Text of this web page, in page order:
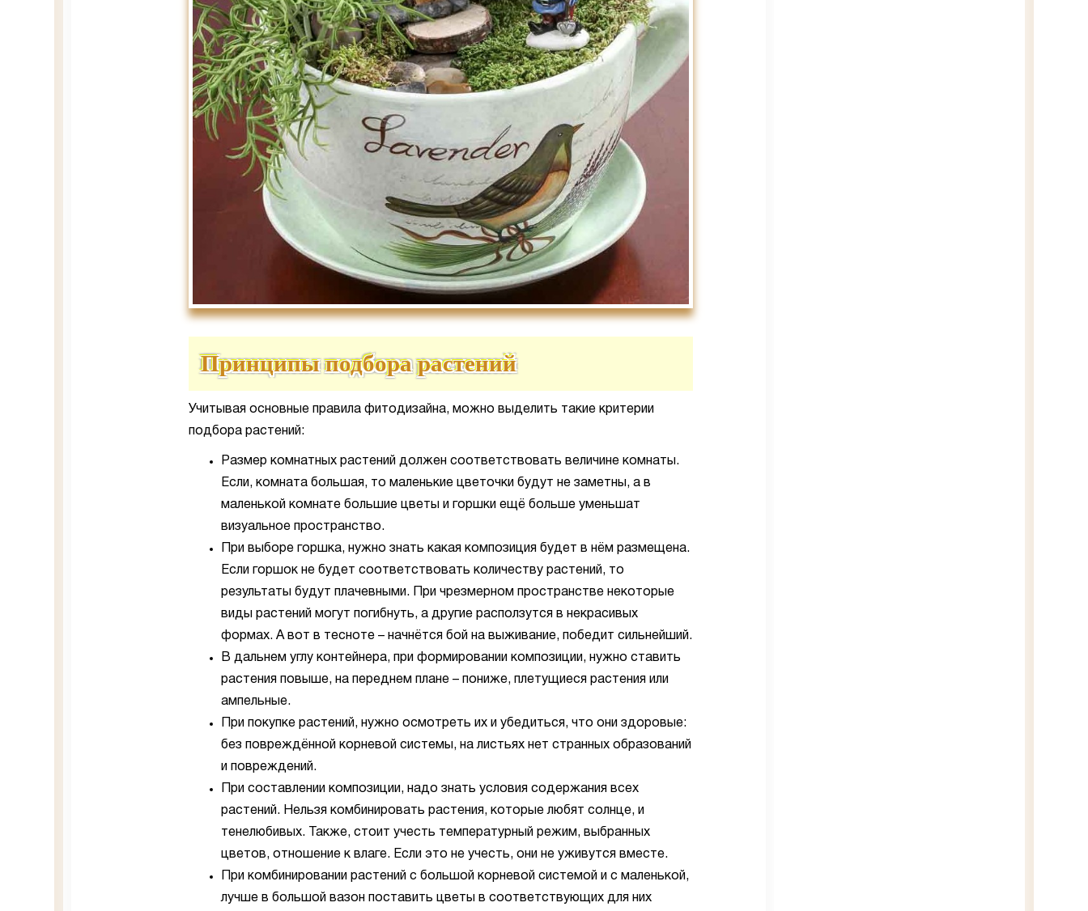
Принципы подбора растений
Учитывая основные правила фитодизайна, можно выделить такие критерии
подбора растений:
Размер комнатных растений должен соответствовать величине комнаты.
Если, комната большая, то маленькие цветочки будут не заметны, а в
маленькой комнате большие цветы и горшки ещё больше уменьшат
визуальное пространство.
При выборе горшка, нужно знать какая композиция будет в нём размещена.
Если горшок не будет соответствовать количеству растений, то
результаты будут плачевными. При чрезмерном пространстве некоторые
виды растений могут погибнуть, а другие расползутся в некрасивых
формах. А вот в тесноте – начнётся бой на выживание, победит сильнейший.
В дальнем углу контейнера, при формировании композиции, нужно ставить
растения повыше, на переднем плане – пониже, плетущиеся растения или
ампельные.
При покупке растений, нужно осмотреть их и убедиться, что они здоровые:
без повреждённой корневой системы, на листьях нет странных образований
и повреждений.
При составлении композиции, надо знать условия содержания всех
растений. Нельзя комбинировать растения, которые любят солнце, и
тенелюбивых. Также, стоит учесть температурный режим, выбранных
цветов, отношение к влаге. Если это не учесть, они не уживутся вместе.
При комбинировании растений с большой корневой системой и с маленькой,
лучше в большой вазон поставить цветы в соответствующих для них